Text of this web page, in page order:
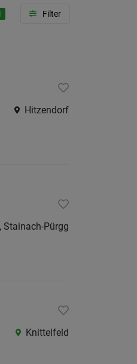
Hitzendorf
Stainach-Pürgg
Knittelfeld